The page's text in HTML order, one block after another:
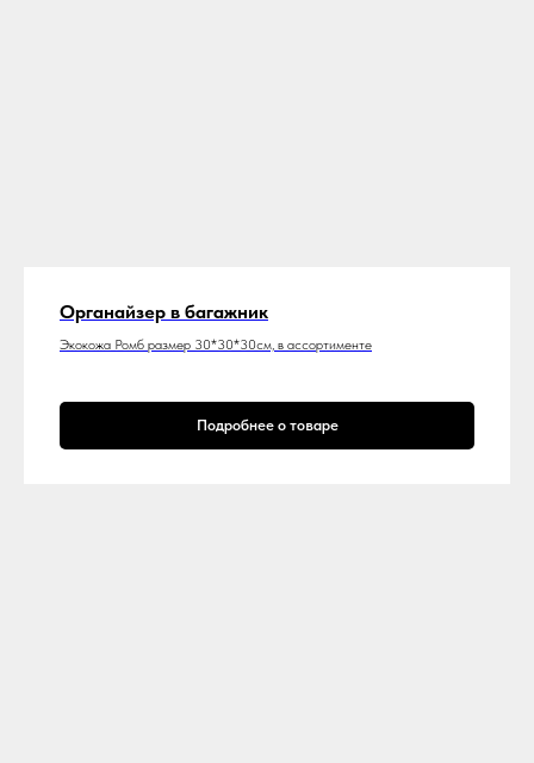
Органайзер в багажник
Экокожа Ромб размер 30*30*30см, в ассортименте
Подробнее о товаре